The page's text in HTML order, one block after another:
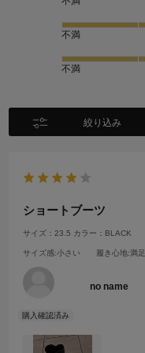
不満
不満
絞り込み
ショートブーツ
サイズ：23.5 カラー：BLACK
サイズ感:小さい 履き心地:満足
no name